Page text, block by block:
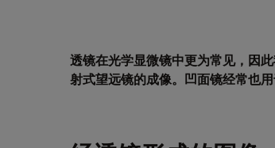
透镜在光学显微镜中更为常见，因
射式望远镜的成像。凹面镜经常也